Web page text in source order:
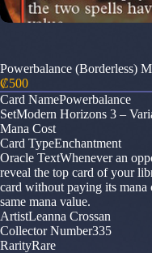
Powerbalance (Borderless)
₡500
Card NamePowerbalance
SetModern Horizons 3 –
Mana Cost
Card TypeEnchantment
Oracle TextWhenever an
reveal the top card of your
card without paying its mana
same mana value.
ArtistLeanna Crossan
Collector Number335
RarityRare